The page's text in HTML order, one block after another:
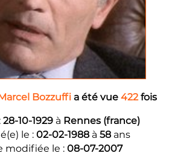
Bozzuffi a été vue 422fois
28-10-1929à Rennes (france)
le : 02-02-1988 à 58 ans
modifiée le : 08-07-2007